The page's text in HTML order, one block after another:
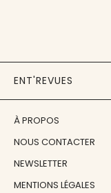
ENT'REVUES
À PROPOS
NOUS CONTACTER
NEWSLETTER
MENTIONS LÉGALES